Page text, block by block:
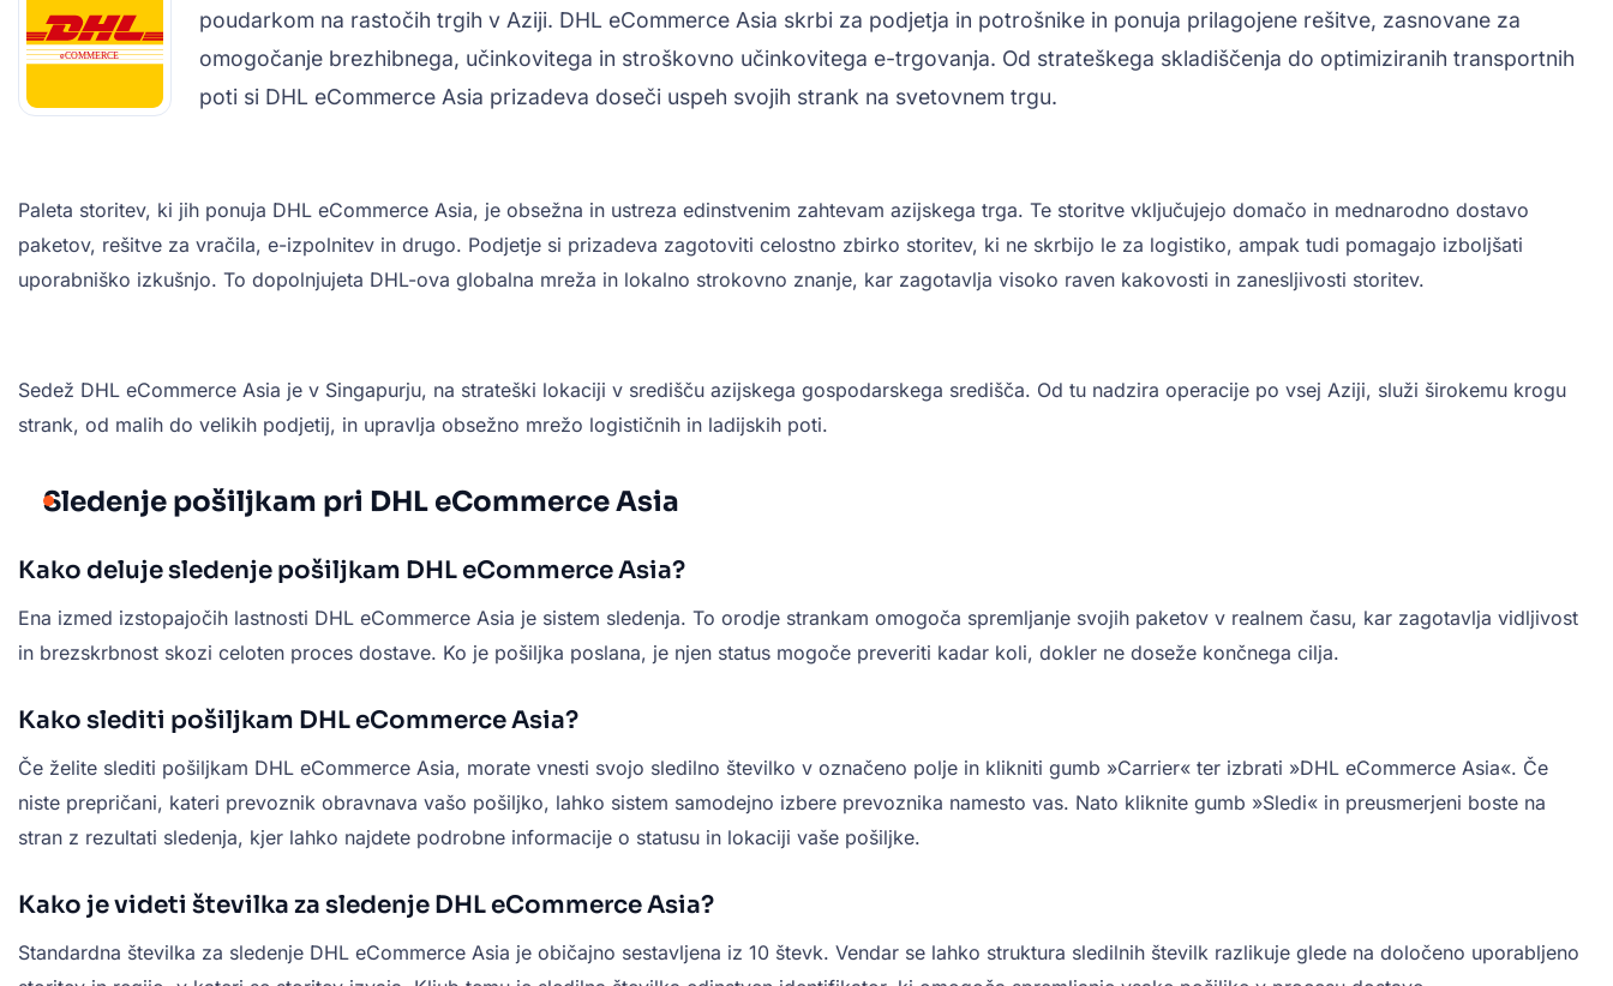
poudarkom na rastočih trgih v Aziji. DHL eCommerce Asia skrbi za podjetja in potrošnike in ponuja prilagojene rešitve, zasnovane za
omogočanje brezhibnega, učinkovitega in stroškovno učinkovitega e-trgovanja. Od strateškega skladiščenja do optimiziranih transportnih
poti si DHL eCommerce Asia prizadeva doseči uspeh svojih strank na svetovnem trgu.
Paleta storitev, ki jih ponuja DHL eCommerce Asia, je obsežna in ustreza edinstvenim zahtevam azijskega trga. Te storitve vključujejo domačo in mednarodno dostavo
paketov, rešitve za vračila, e-izpolnitev in drugo. Podjetje si prizadeva zagotoviti celostno zbirko storitev, ki ne skrbijo le za logistiko, ampak tudi pomagajo izboljšati
uporabniško izkušnjo. To dopolnjujeta DHL-ova globalna mreža in lokalno strokovno znanje, kar zagotavlja visoko raven kakovosti in zanesljivosti storitev.
Sedež DHL eCommerce Asia je v Singapurju, na strateški lokaciji v središču azijskega gospodarskega središča. Od tu nadzira operacije po vsej Aziji, služi širokemu krogu
strank, od malih do velikih podjetij, in upravlja obsežno mrežo logističnih in ladijskih poti.
Sledenje pošiljkam pri DHL eCommerce Asia
Kako deluje sledenje pošiljkam DHL eCommerce Asia?
Ena izmed izstopajočih lastnosti DHL eCommerce Asia je sistem sledenja. To orodje strankam omogoča spremljanje svojih paketov v realnem času, kar zagotavlja vidljivost
in brezskrbnost skozi celoten proces dostave. Ko je pošiljka poslana, je njen status mogoče preveriti kadar koli, dokler ne doseže končnega cilja.
Kako slediti pošiljkam DHL eCommerce Asia?
Če želite slediti pošiljkam DHL eCommerce Asia, morate vnesti svojo sledilno številko v označeno polje in klikniti gumb »Carrier« ter izbrati »DHL eCommerce Asia«. Če
niste prepričani, kateri prevoznik obravnava vašo pošiljko, lahko sistem samodejno izbere prevoznika namesto vas. Nato kliknite gumb »Sledi« in preusmerjeni boste na
stran z rezultati sledenja, kjer lahko najdete podrobne informacije o statusu in lokaciji vaše pošiljke.
Kako je videti številka za sledenje DHL eCommerce Asia?
Standardna številka za sledenje DHL eCommerce Asia je običajno sestavljena iz 10 števk. Vendar se lahko struktura sledilnih številk razlikuje glede na določeno uporabljeno